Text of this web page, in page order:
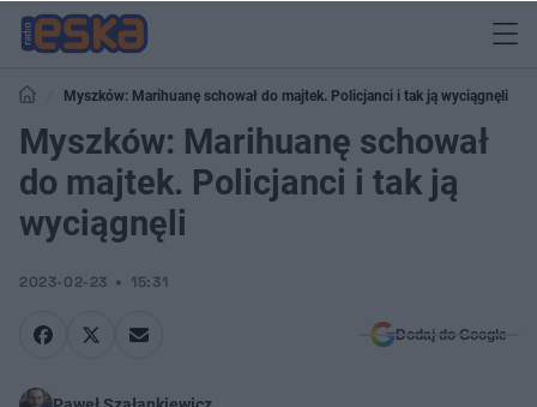
Myszków: Marihuanę schował do majtek. Policjanci i tak ją wyciągnęli
Myszków: Marihuanę schował
do majtek. Policjanci i tak ją
wyciągnęli
2023-02-23 15:31
Dodaj do Google